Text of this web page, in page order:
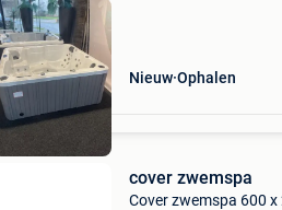
Nieuw Ophalen
cover zwemspa
Cover zwemspa 600